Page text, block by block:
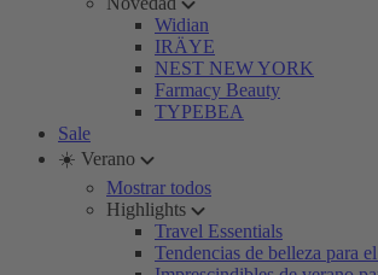
Widian
IRÄYE
NEST NEW YORK
Farmacy Beauty
TYPEBEA
Sale
☀️ Verano
Mostrar todos
Highlights
Travel Essentials
Tendencias de belleza para